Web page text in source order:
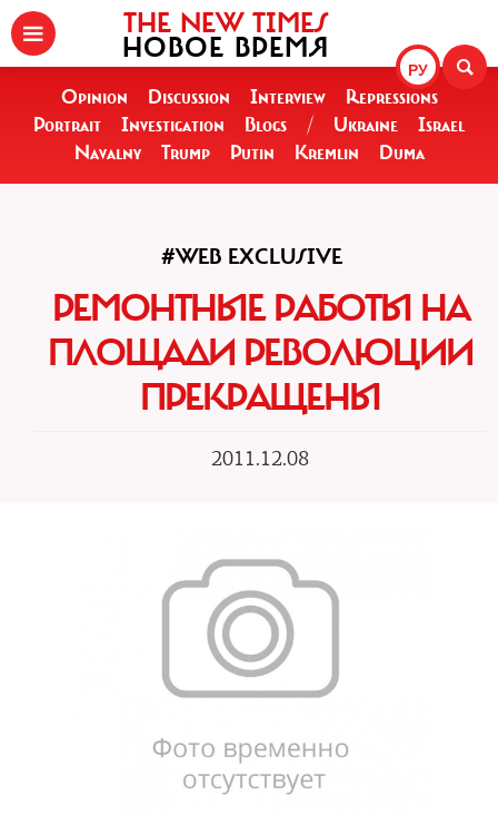
РУ
THE NEW TIMES
НОВОЕ ВРЕМЯ
Opinion Discussion Interview
Repressions
Portrait
Investigation Blogs / Ukraine
Israel
Navalny
Trump Putin Kremlin Duma
#WEB EXCLUSIVE
РЕМОНТНЫЕ РАБОТЫ НА
ПЛОЩАДИ РЕВОЛЮЦИИ
ПРЕКРАЩЕНЫ
2011.12.08